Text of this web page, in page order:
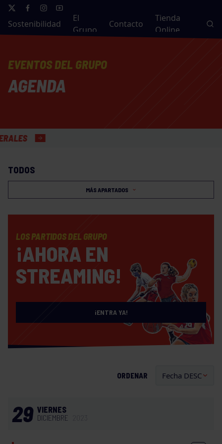
Sostenibilidad
El
Grupo
Contacto
Tienda
Online
EVENTOS DEL GRUPO
AGENDA
TODOS
MÁS APARTADOS
LOS PARTIDOS DEL GRUPO
¡AHORA EN
STREAMING!
¡ENTRA YA!
ORDENAR
29 VIERNES
DICIEMBRE